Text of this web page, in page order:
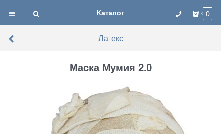
Каталог 0
Латекс
Маска Мумия 2.0